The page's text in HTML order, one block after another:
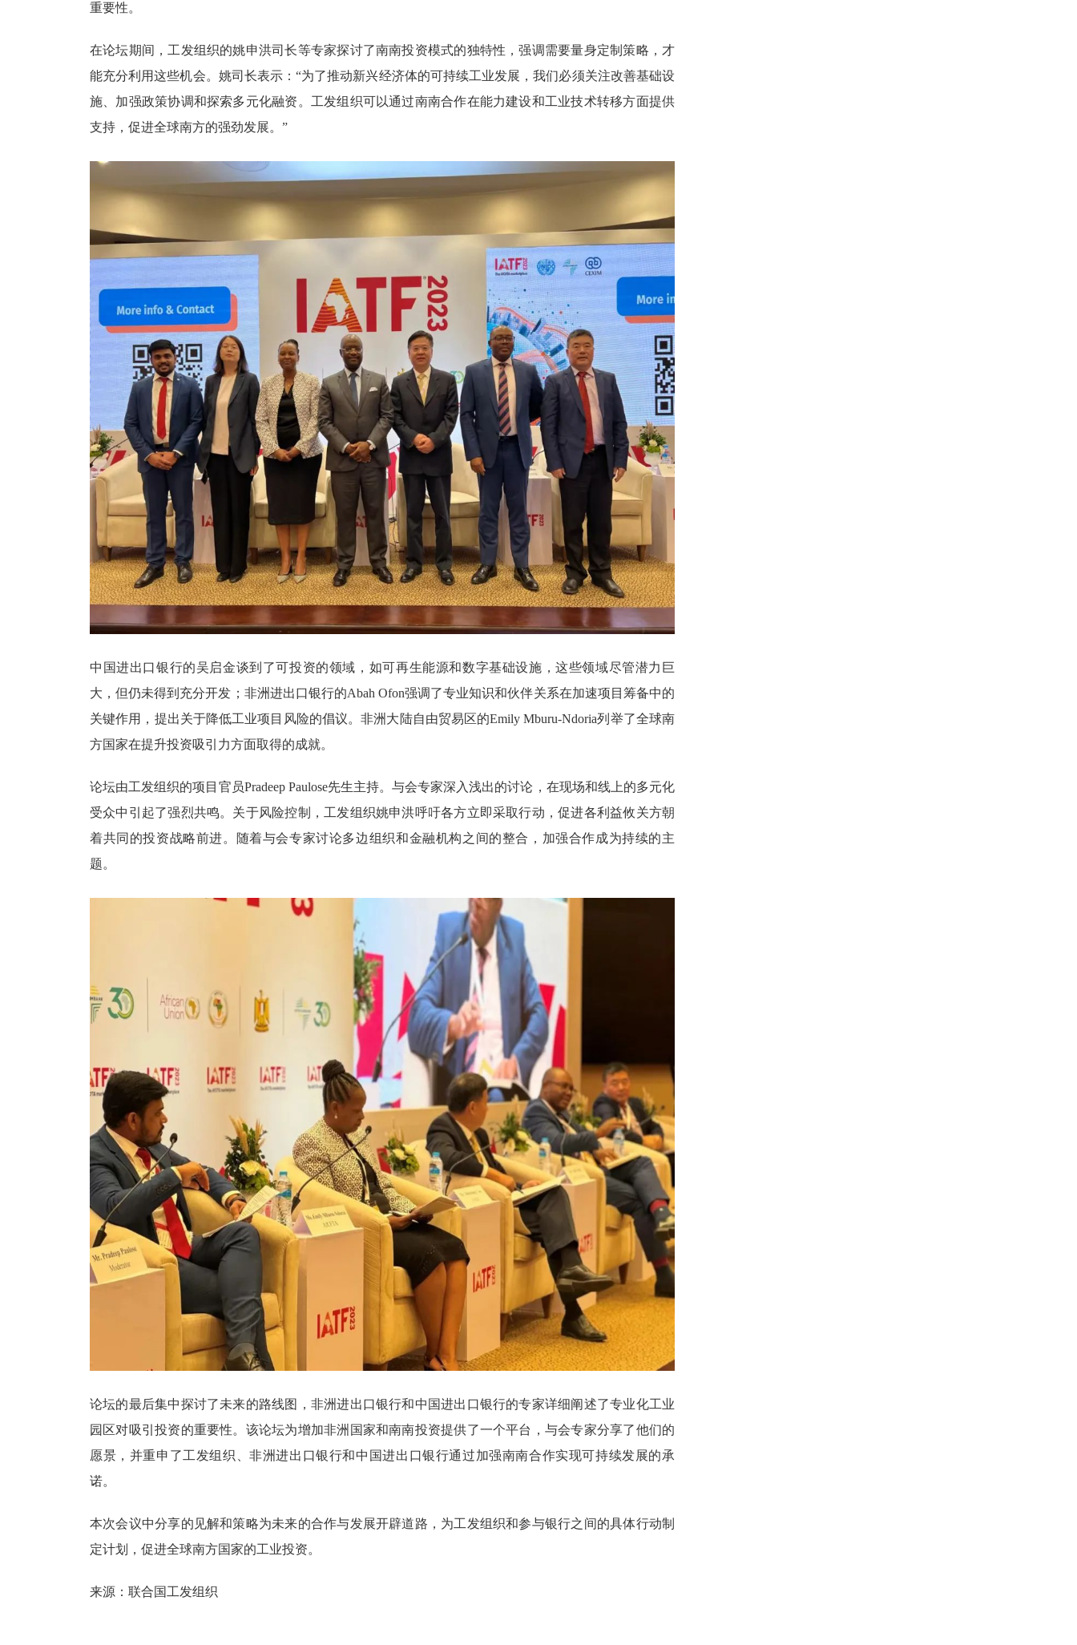
重要性。
在论坛期间，工发组织的姚申洪司长等专家探讨了南南投资模式的独特性，强调需要量身定制策略，才
能充分利用这些机会。姚司长表示：“为了推动新兴经济体的可持续工业发展，我们必须关注改善基础设
施、加强政策协调和探索多元化融资。工发组织可以通过南南合作在能力建设和工业技术转移方面提供
支持，促进全球南方的强劲发展。”
中国进出口银行的吴启金谈到了可投资的领域，如可再生能源和数字基础设施，这些领域尽管潜力巨
大，但仍未得到充分开发；非洲进出口银行的Abah Ofon强调了专业知识和伙伴关系在加速项目筹备中的
关键作用，提出关于降低工业项目风险的倡议。非洲大陆自由贸易区的Emily Mburu-Ndoria列举了全球南
方国家在提升投资吸引力方面取得的成就。
论坛由工发组织的项目官员Pradeep Paulose先生主持。与会专家深入浅出的讨论，在现场和线上的多元化
受众中引起了强烈共鸣。关于风险控制，工发组织姚申洪呼吁各方立即采取行动，促进各利益攸关方朝
着共同的投资战略前进。随着与会专家讨论多边组织和金融机构之间的整合，加强合作成为持续的主
题。
论坛的最后集中探讨了未来的路线图，非洲进出口银行和中国进出口银行的专家详细阐述了专业化工业
园区对吸引投资的重要性。该论坛为增加非洲国家和南南投资提供了一个平台，与会专家分享了他们的
愿景，并重申了工发组织、非洲进出口银行和中国进出口银行通过加强南南合作实现可持续发展的承
诺。
本次会议中分享的见解和策略为未来的合作与发展开辟道路，为工发组织和参与银行之间的具体行动制
定计划，促进全球南方国家的工业投资。
来源：联合国工发组织